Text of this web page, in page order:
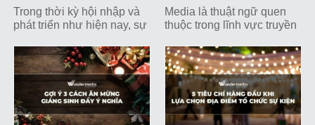
Trong thời kỳ hội nhập và
phát triển như hiện nay, sự
công cụ truyền thông,
marketing đắc lực giúp các
doanh nghiệp, tổ chức
tương tác trực tiếp với
khách hàng và xây dựng
hình ảnh thương hiệu.
Media là thuật ngữ quen
thuộc trong lĩnh vực truyền
phải ai cũng hiểu thấu đáo
ý nghĩa của thuật ngữ này.
Hãy cùng Wonder Media
tìm hiểu những kiến thức
quan trọng nhất về media
nhé